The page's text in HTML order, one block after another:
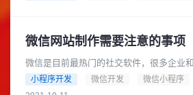
微信网站制作需要注意的事项
微信是目前最热门的社交软件，很多企业
展前景，纷纷把营销的平台搬到微信上来
号、小程序等进行营销是非常受......
小程序开发 微信开发 微信小程序